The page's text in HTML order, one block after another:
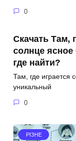
0
Скачать Там,
солнце ясное
где найти?
Там, где играется
уникальный
0
РІЗНЕ